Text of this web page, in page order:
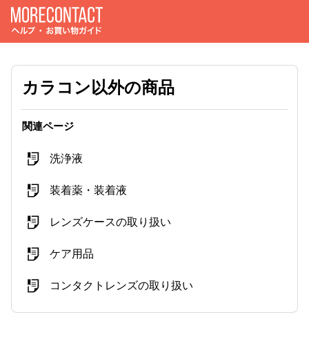
カラコン以外の商品
関連ページ
洗浄液
装着薬・装着液
レンズケースの取り扱い
ケア用品
コンタクトレンズの取り扱い